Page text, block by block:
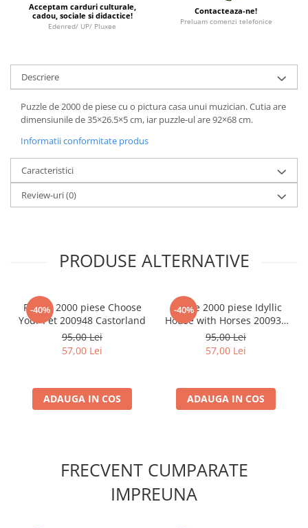
Geek Stuff
Brelocuri
Plusuri si papusi
Decoratiuni
Carti
Fesuri
Studio Ghibli/My Neighbor
Totoro/Kiki etc
Dragon Ball
One Piece
Lord of The Rings
Naruto Shippuden
Star Trek
Collectibles
KPop Demon Hunters
Acceptam carduri culturale,
cadou, sociale si didactice!
Edenred/ UP/ Pluxee
Contacteaza-ne!
Preluam comenzi telefonice
Descriere
Puzzle de 2000 de piese cu o pictura casa unui muzician. Cutia are
dimensiunile de 35×26.5×5 cm, iar puzzle-ul are 92×68 cm.
Informatii conformitate produs
Caracteristici
Review-uri(0)
PRODUSE ALTERNATIVE
-40%
Puzzle 2000 piese Choose
Your Pet 200948 Castorland
95,00 Lei
57,00 Lei
ADAUGA IN COS
-40%
Puzzle 2000 piese Idyllic
House with Horses 200931
Castorland
95,00 Lei
57,00 Lei
ADAUGA IN COS
FRECVENT CUMPARATE
IMPREUNA